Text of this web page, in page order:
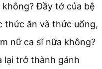
Đầy tớ của bệ
thức ăn và thức uống,
nữ ca sĩ nữa không?
lại trở thành gánh